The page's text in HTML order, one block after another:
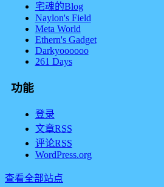
宅魂的Blog
Naylon's Field
Meta World
Ethern's Gadget
Darkyoooooo
261 Days
功能
登录
文章RSS
评论RSS
WordPress.org
查看全部站点